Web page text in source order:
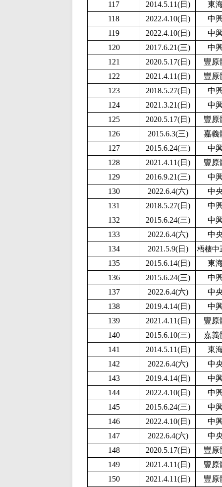
117
2014.5.11(日)
東
118
2022.4.10(日)
中
119
2022.4.10(日)
中
120
2017.6.21(三)
中
121
2020.5.17(日)
豐原
122
2021.4.11(日)
豐原
123
2018.5.27(日)
中
124
2021.3.21(日)
中
125
2020.5.17(日)
豐原
126
2015.6.3(三)
嘉義
127
2015.6.24(三)
中
128
2021.4.11(日)
豐原
129
2016.9.21(三)
中
130
2022.6.4(六)
中
131
2018.5.27(日)
中
132
2015.6.24(三)
中
133
2022.6.4(六)
中
134
2021.5.9(日) 梧棲中
135 2015.6.14(日)
東
136
2015.6.24(三)
中
137
2022.6.4(六)
中
138
2019.4.14(日)
中
139
2021.4.11(日)
豐原
140
2015.6.10(三)
嘉義
141
2014.5.11(日)
東
142
2022.6.4(六)
中
143
2019.4.14(日)
中
144
2022.4.10(日)
中
145
2015.6.24(三)
中
146
2022.4.10(日)
中
147
2022.6.4(六)
中
148
2020.5.17(日)
豐原
149
2021.4.11(日)
豐原
150
2021.4.11(日)
豐原